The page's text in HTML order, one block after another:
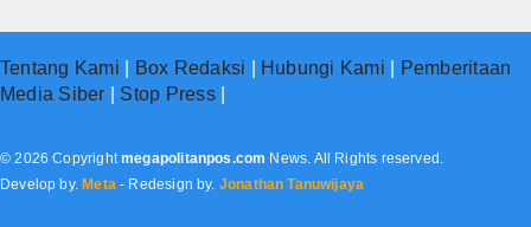
Tentang Kami Box Redaksi Hubungi Kami
Pemberitaan
Media Siber
Stop Press|
© 2026 Copyrightmegapolitanpos.com News. All Rights reserved.
Develop by. Meta- Redesign by. Jonathan Tanuwijaya